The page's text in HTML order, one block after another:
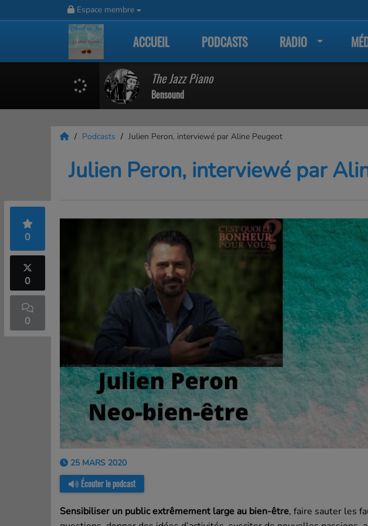
Espace membre
ACCUEIL PODCASTS RADIO
The Jazz Piano
Bensound
Podcasts Julien Peron, interviewé par Aline Peugeot
Julien Peron, interviewé par
0
0
0
25 MARS 2020
Écouter le podcast
Sensibiliser un public extrêmement large au bien-être, faire sauter les